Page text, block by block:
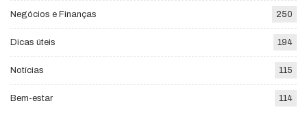
Negócios e Finanças 250
Dicas úteis 194
Notícias 115
Bem-estar 114